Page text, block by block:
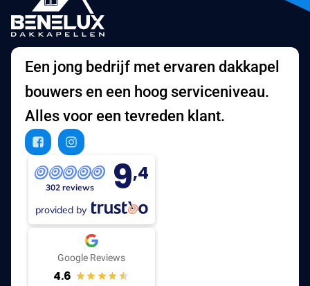
Een jong bedrijf met ervaren dakkapel
bouwers en een hoog serviceniveau.
Alles voor een tevreden klant.
302 reviews 9,4
provided by
Google Reviews
4.6